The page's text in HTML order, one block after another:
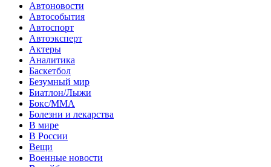
Автоновости
Автособытия
Автоспорт
Автоэксперт
Актеры
Аналитика
Баскетбол
Безумный мир
Биатлон/Лыжи
Бокс/MMA
Болезни и лекарства
В мире
В России
Вещи
Военные новости